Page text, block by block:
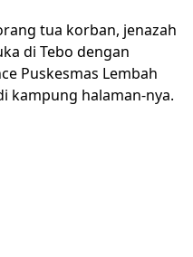
tua korban, jenazah
di Tebo dengan
Puskesmas Lembah
kampung halaman-nya.